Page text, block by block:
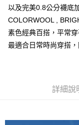
2.付款方式選擇「大哥
流程，驗證手機門號後
成交易。
3.實際核准額度、可分期
4.訂單成立30分鐘內，
消。如遇「轉專審核」
2.透過簡訊連結打開帳
【注意事項】
相關說明
【關於「AFTEE先享後
便利好安心！
１．簡單：不需註冊會
１．於結帳方式選擇「
ATM付款
運送方式
以及完美0.8公分襪底
COLORWOOL ,
素色經典百搭，平常
最適合日常時尚穿搭
詳細說